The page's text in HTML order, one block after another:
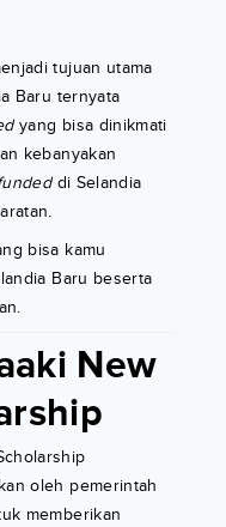
tujuan utama
Baru ternyata
yang bisa dinikmati
kebanyakan
di Selandia
bisa kamu
Baru beserta
New
oleh pemerintah
memberikan